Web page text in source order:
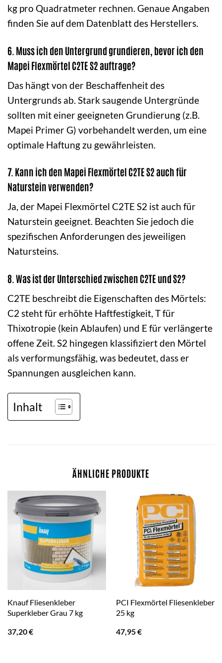
kg pro Quadratmeter rechnen. Genaue Angaben
finden Sie auf dem Datenblatt des Herstellers.
6. Muss ich den Untergrund grundieren, bevor ich den
Mapei Flexmörtel C2TE S2 auftrage?
Das hängt von der Beschaffenheit des
Untergrunds ab. Stark saugende Untergründe
sollten mit einer geeigneten Grundierung (z.B.
Mapei Primer G) vorbehandelt werden, um eine
optimale Haftung zu gewährleisten.
7. Kann ich den Mapei Flexmörtel C2TE S2 auch für
Naturstein verwenden?
Ja, der Mapei Flexmörtel C2TE S2 ist auch für
Naturstein geeignet. Beachten Sie jedoch die
spezifischen Anforderungen des jeweiligen
Natursteins.
8. Was ist der Unterschied zwischen C2TE und S2?
C2TE beschreibt die Eigenschaften des Mörtels:
C2 steht für erhöhte Haftfestigkeit, T für
Thixotropie (kein Ablaufen) und E für verlängerte
offene Zeit. S2 hingegen klassifiziert den Mörtel
als verformungsfähig, was bedeutet, dass er
Spannungen ausgleichen kann.
Inhalt
ÄHNLICHE PRODUKTE
Knauf Fliesenkleber
Superkleber Grau 7 kg
37,20€
PCI Flexmörtel Fliesenkleber
25 kg
47,95€